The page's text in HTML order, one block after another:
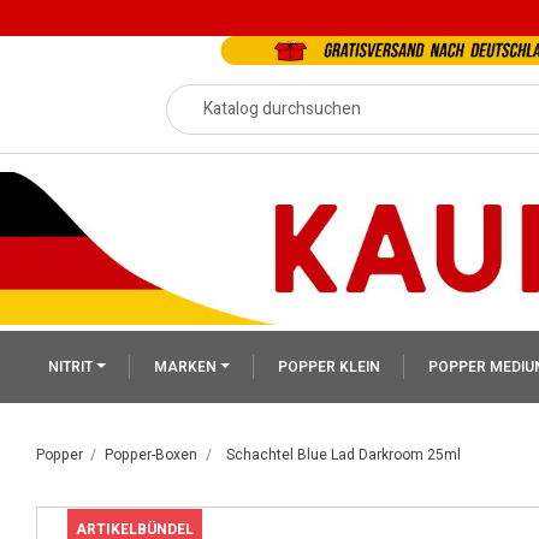
NITRIT MARKEN POPPER KLEIN POPPER
Popper Popper-Boxen Schachtel Blue Lad Darkroom 25ml
ARTIKELBÜNDEL